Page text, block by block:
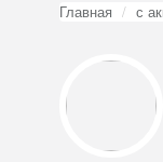
Главная с